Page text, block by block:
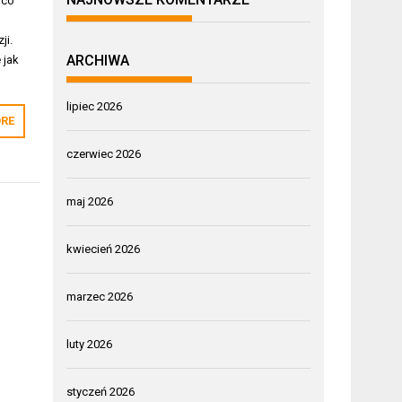
jak
ARCHIWA
lipiec 2026
czerwiec 2026
maj 2026
kwiecień 2026
marzec 2026
luty 2026
styczeń 2026